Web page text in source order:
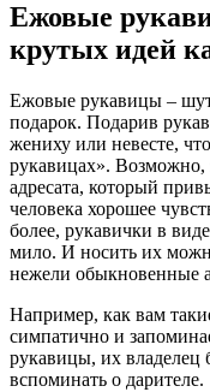
Ежовые
крутых идей
Ежовые рукавицы –
подарок. Подарив
жениху или невесте,
рукавицах». Возможно,
адресата, который
человека хорошее
более, рукавички в
мило. И носить их
нежели обыкновенные
Например, как вам
симпатично и
рукавицы, их владелец
вспоминать о дарителе.